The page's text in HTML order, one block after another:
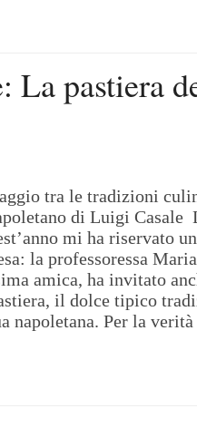
La pastiera
tra le tradizioni
di Luigi Casale
mi ha riservato
la professoressa
amica, ha invitato
il dolce tipico
napoletana. Per la